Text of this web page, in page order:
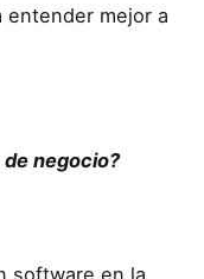
entender mejor a
negocio?